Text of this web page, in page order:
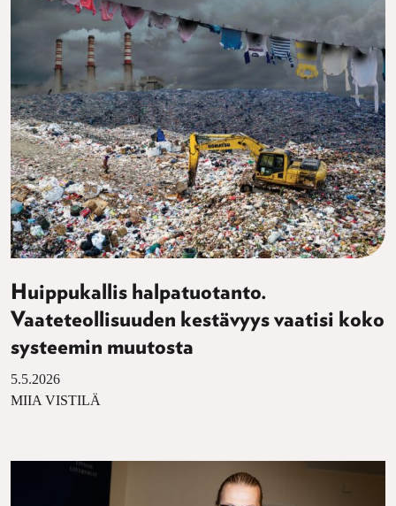
Huippukallis halpatuotanto.
Vaateteollisuuden kestävyys vaatisi koko
systeemin muutosta
5.5.2026
MIIA VISTILÄ